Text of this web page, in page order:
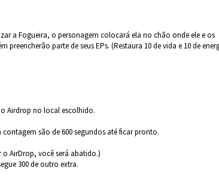
a Fogueira, o personagem colocará ela no chão onde ele e os
parte de seus EPs. (Restaura 10 de vida e 10 de
Airdrop no local escolhido.
são de 600 segundos até ficar pronto.
AirDrop, você será abatido.)
300 de outro extra.